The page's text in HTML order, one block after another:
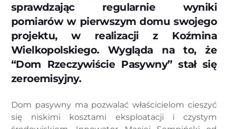
sprawdzając regularnie wyniki
pomiarów w pierwszym domu swojego
projektu, w realizacji z Koźmina
Wielkopolskiego. Wygląda na to, że
“Dom Rzeczywiście Pasywny” stał się
zeroemisyjny.
Dom pasywny ma pozwalać właścicielom cieszyć
się niskimi kosztami eksploatacji i czystym